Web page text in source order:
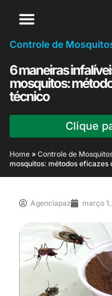
Controle de
6 maneiras
mosquitos:
técnico
Clique
Home » Controle de
mosquitos: métodos eficazes
Agenciapaz março